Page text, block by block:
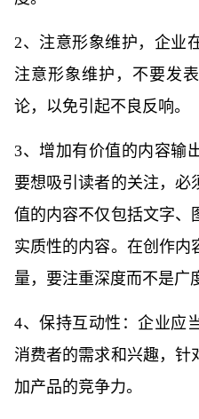
2、注意形象维护，企业
注意形象维护，不要发
论，以免引起不良反响。
3、增加有价值的内容输
要想吸引读者的关注，必
值的内容不仅包括文字、
实质性的内容。在创作内
量，要注重深度而不是广
4、保持互动性：企业应
消费者的需求和兴趣，针
加产品的竞争力。